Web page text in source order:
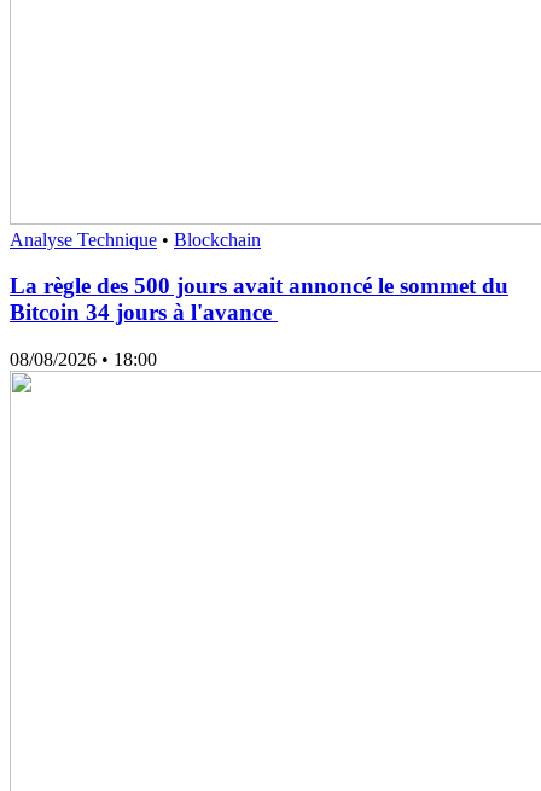
Analyse Technique • Blockchain
La règle des 500 jours avait annoncé le sommet du
Bitcoin 34 jours à l'avance
08/08/2026 • 18:00